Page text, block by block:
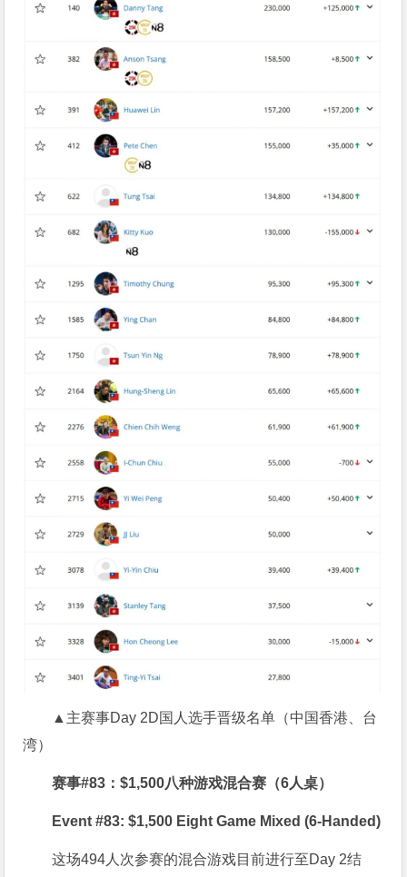
▲主赛事Day 2D国人选手晋级名单（中国香港、台
湾）
赛事#83：$1,500八种游戏混合赛（6人桌）
Event #83: $1,500 Eight Game Mixed (6-Handed)
这场494人次参赛的混合游戏目前进行至Day 2结